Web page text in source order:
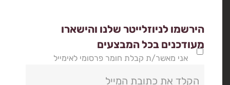
הירשמו לניוזלייטר שלנו והישארו
מעודכנים בכל המבצעים
אני מאשר/ת קבלת חומר פרסומי לאימייל